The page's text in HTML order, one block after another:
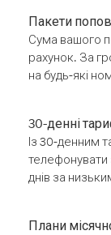
Пакети
Сума вашого
рахунок. За
на будь-які
30-денні
Із 30-денним
телефонувати
днів за
Плани